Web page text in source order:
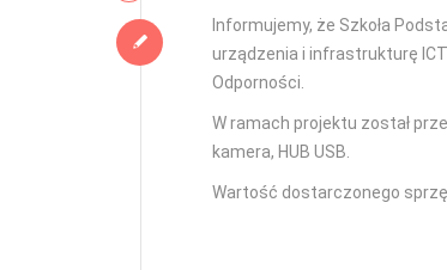
Informujemy, że Szkoła
urządzenia i infrastrukturę
Odporności.
W ramach projektu został
kamera, HUB USB.
Wartość dostarczonego